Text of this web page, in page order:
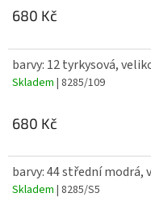
680 Kč
barvy: 12 tyrkysová,
Skladem | 8285/109
680 Kč
barvy: 44 střední modrá,
Skladem | 8285/S5